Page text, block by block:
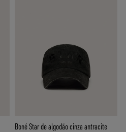
Boné Star de algodão cinza antracite